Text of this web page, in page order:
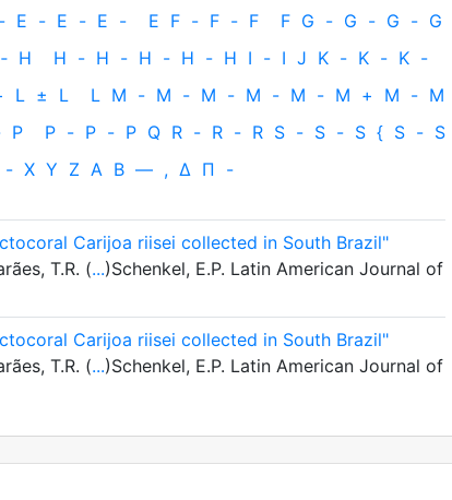
- E - E - E - E F - F - F F G - G - G - G
‐ H H - H - H - H - H I - I J K - K - K -
L ± L L M - M - M - M - M - M + M - M
P P - P - P Q R - R - R S - S - S { S - S
- X Y Z Α Β — , Δ Π -
Carijoa riisei collected in South Brazil"
T.R. (...)Schenkel, E.P. Latin American Journal of
Carijoa riisei collected in South Brazil"
T.R. (...)Schenkel, E.P. Latin American Journal of